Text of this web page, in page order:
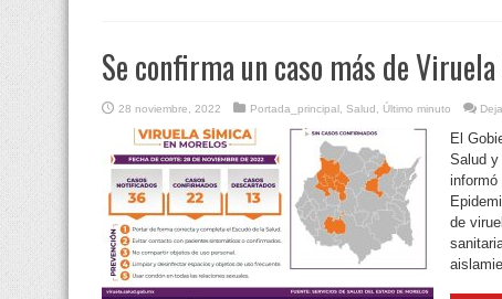
Se confirma un caso más de
28 noviembre, 2022 Portada_principal Salud Último minuto
El
Salud y
informó
de